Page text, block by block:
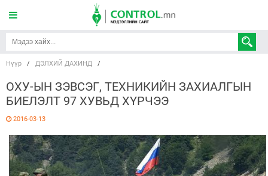
Нүүр / ДЭЛХИЙ ДАХИНД /
ОХУ-ЫН ЗЭВСЭГ, ТЕХНИКИЙН ЗАХИАЛГЫН
БИЕЛЭЛТ 97 ХУВЬД ХҮРЧЭЭ
2016-03-13